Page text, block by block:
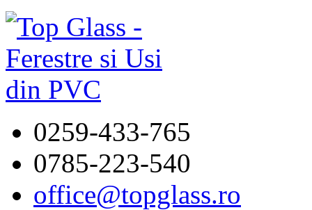
0259-433-765
0785-223-540
office@topglass.ro